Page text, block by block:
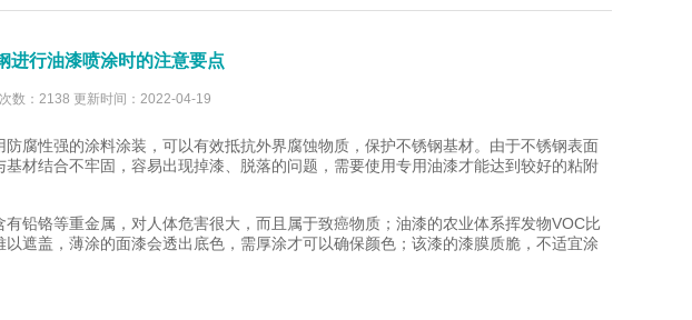
进行油漆喷涂时的注意要点
数：2138 更新时间：2022-04-19
性强的涂料涂装，可以有效抵抗外界腐蚀物质，保护不锈钢基材。由于不锈钢表面
材结合不牢固，容易出现掉漆、脱落的问题，需要使用专用油漆才能达到较好的粘附
铬等重金属，对人体危害很大，而且属于致癌物质；油漆的农业体系挥发物VOC比
遮盖，薄涂的面漆会透出底色，需厚涂才可以确保颜色；该漆的漆膜质脆，不适宜涂